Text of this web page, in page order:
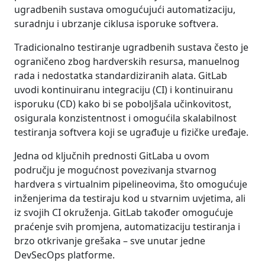
ugradbenih sustava omogućujući automatizaciju,
suradnju i ubrzanje ciklusa isporuke softvera.
Tradicionalno testiranje ugradbenih sustava često je
ograničeno zbog hardverskih resursa, manuelnog
rada i nedostatka standardiziranih alata. GitLab
uvodi kontinuiranu integraciju (CI) i kontinuiranu
isporuku (CD) kako bi se poboljšala učinkovitost,
osigurala konzistentnost i omogućila skalabilnost
testiranja softvera koji se ugrađuje u fizičke uređaje.
Jedna od ključnih prednosti GitLaba u ovom
području je mogućnost povezivanja stvarnog
hardvera s virtualnim pipelineovima, što omogućuje
inženjerima da testiraju kod u stvarnim uvjetima, ali
iz svojih CI okruženja. GitLab također omogućuje
praćenje svih promjena, automatizaciju testiranja i
brzo otkrivanje grešaka – sve unutar jedne
DevSecOps platforme.